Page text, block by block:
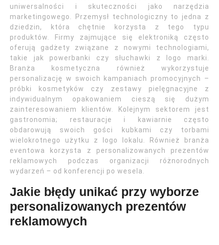
uniwersalności i skuteczności jako narzędzia
marketingowego. Przemysł technologiczny to jedna z
dziedzin, która chętnie korzysta z tego typu
produktów. Firmy zajmujące się elektroniką często
oferują gadżety związane z nowymi technologiami,
takie jak powerbanki czy słuchawki z logo marki.
Branża kosmetyczna również wykorzystuje
personalizację w swoich kampaniach promocyjnych –
próbki kosmetyków czy zestawy pielęgnacyjne z
indywidualnym opakowaniem cieszą się dużym
zainteresowaniem klientów. Kolejnym sektorem jest
gastronomia; restauracje i kawiarnie często
obdarowują swoich gości kubkami czy torbami
wielokrotnego użytku z logo lokalu. Również branża
eventowa korzysta z personalizowanych prezentów
reklamowych podczas organizacji różnorodnych
wydarzeń – od konferencji po wesela.
Jakie błędy unikać przy wyborze
personalizowanych prezentów
reklamowych